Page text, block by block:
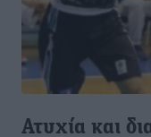
Ατυχία και